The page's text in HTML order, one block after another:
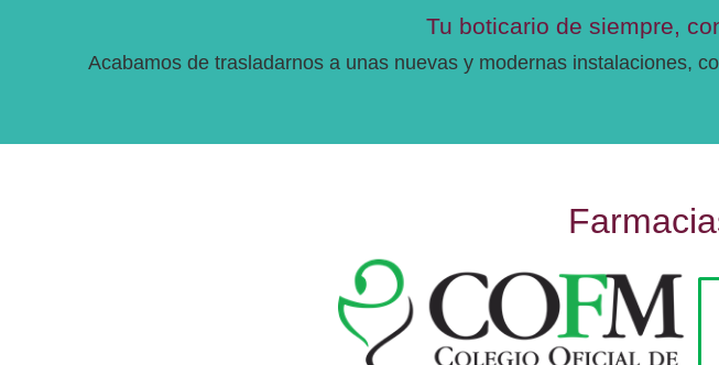
Tu boticario de siempre,
Acabamos de trasladarnos a unas nuevas y modernas instalaciones,